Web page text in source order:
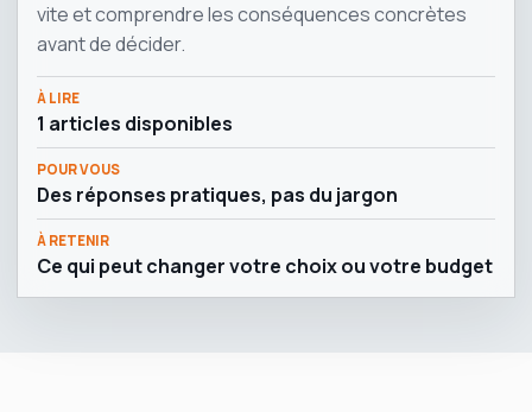
vite et comprendre les conséquences concrètes
avant de décider.
À LIRE
1 articles disponibles
POUR VOUS
Des réponses pratiques, pas du jargon
À RETENIR
Ce qui peut changer votre choix ou votre budget